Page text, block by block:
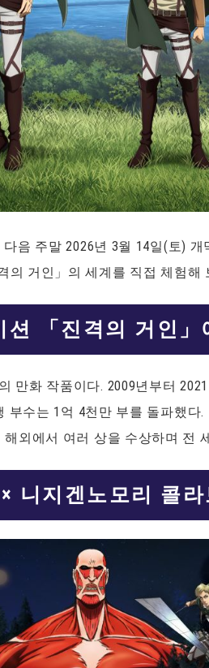
음 주말 2026년 3월 14일(토) 개
의 거인」의 세계를 직접 체험해
션 「진격의 거인」
만화 작품이다. 2009년부터
수는 1억 4천만 부를 돌파했다
외에서 여러 상을 수상하며 전
니지겐노모리 콜